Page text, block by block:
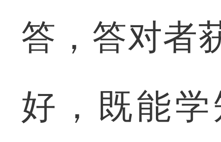
答，答对者
好，既能